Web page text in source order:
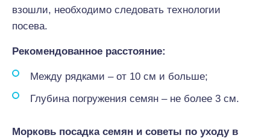
взошли, необходимо следовать технологии
посева.
Рекомендованное расстояние:
Между рядками – от 10 см и больше;
Глубина погружения семян – не более 3 см.
Морковь посадка семян и советы по уходу в